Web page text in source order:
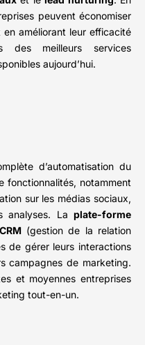
peuvent économiser
améliorant leur efficacité
des meilleurs services
aujourd’hui.
d’automatisation du
fonctionnalités, notamment
sur les médias sociaux,
analyses. La plate-forme
(gestion de la relation
de gérer leurs interactions
campagnes de marketing.
et moyennes entreprises
tout-en-un.